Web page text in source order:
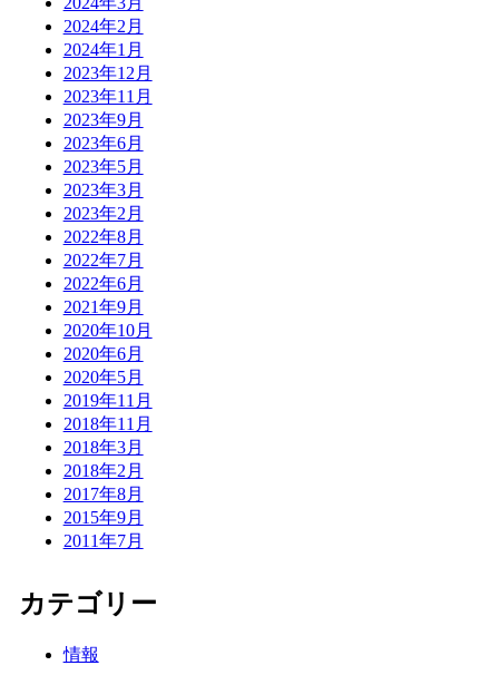
2024年2月
2024年1月
2023年12月
2023年11月
2023年9月
2023年6月
2023年5月
2023年3月
2023年2月
2022年8月
2022年7月
2022年6月
2021年9月
2020年10月
2020年6月
2020年5月
2019年11月
2018年11月
2018年3月
2018年2月
2017年8月
2015年9月
2011年7月
カテゴリー
情報